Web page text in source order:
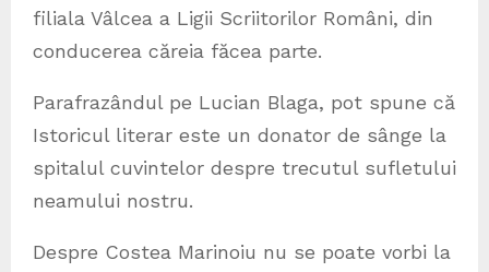
filiala Vâlcea a Ligii Scriitorilor Români, din
conducerea căreia făcea parte.
Parafrazândul pe Lucian Blaga, pot spune că
Istoricul literar este un donator de sânge la
spitalul cuvintelor despre trecutul sufletului
neamului nostru.
Despre Costea Marinoiu nu se poate vorbi la